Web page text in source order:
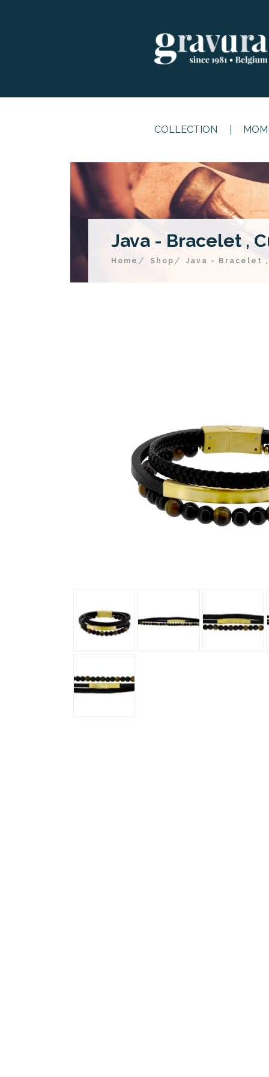
COLLECTION
Java - Bracelet ,
Home Shop Java - Bracelet